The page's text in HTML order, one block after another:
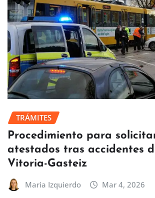
TRÁMITES
Procedimiento para
atestados tras accidentes
Vitoria-Gasteiz
Maria Izquierdo Mar 4, 2026